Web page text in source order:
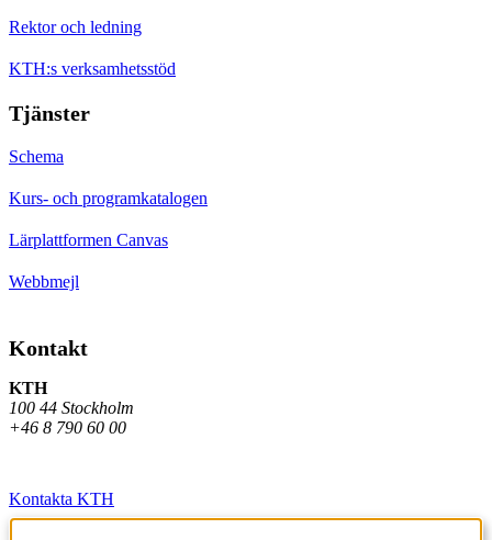
Rektor och ledning
KTH:s verksamhetsstöd
Tjänster
Schema
Kurs- och programkatalogen
Lärplattformen Canvas
Webbmejl
Kontakt
KTH
100 44 Stockholm
+46 8 790 60 00
Kontakta KTH